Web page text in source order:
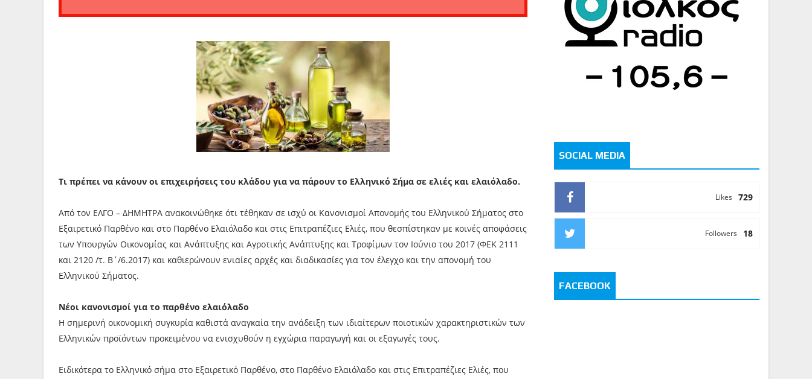
Τι πρέπει να κάνουν οι επιχειρήσεις του κλάδου για να πάρουν το Ελληνικό Σήμα σε ελιές και ελαιόλαδο.
Από τον ΕΛΓΟ – ΔΗΜΗΤΡΑ ανακοινώθηκε ότι τέθηκαν σε ισχύ οι Κανονισμοί Απονομής του Ελληνικού Σήματος στο
Εξαιρετικό Παρθένο και στο Παρθένο Ελαιόλαδο και στις Επιτραπέζιες Ελιές, που θεσπίστηκαν με κοινές αποφάσεις
των Υπουργών Οικονομίας και Ανάπτυξης και Αγροτικής Ανάπτυξης και Τροφίμων τον Ιούνιο του 2017 (ΦΕΚ 2111
και 2120 /τ. Β΄/6.2017) και καθιερώνουν ενιαίες αρχές και διαδικασίες για τον έλεγχο και την απονομή του
Ελληνικού Σήματος.
Νέοι κανονισμοί για το παρθένο ελαιόλαδο
Η σημερινή οικονομική συγκυρία καθιστά αναγκαία την ανάδειξη των ιδιαίτερων ποιοτικών χαρακτηριστικών των
Ελληνικών προϊόντων προκειμένου να ενισχυθούν η εγχώρια παραγωγή και οι εξαγωγές τους.
Ειδικότερα το Ελληνικό σήμα στο Εξαιρετικό Παρθένο, στο Παρθένο Ελαιόλαδο και στις Επιτραπέζιες Ελιές, που
SOCIAL MEDIA
729
Likes
18
Followers
FACEBOOK